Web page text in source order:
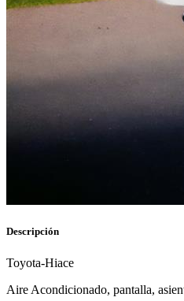
Descripción
Toyota-Hiace
Aire Acondicionado, pantalla,